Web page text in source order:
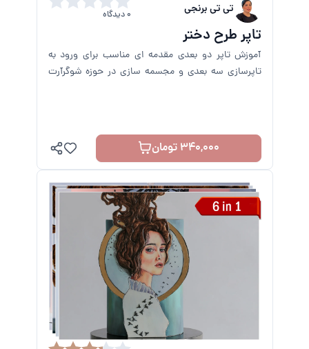
تی تی برنجی 0 دیدگاه
تاپر طرح دختر
آموزش تاپر دو بعدی مقدمه ای مناسب برای ورود به
تاپرسازی سه بعدی و مجسمه سازی در حوزه شوگرآرت
340,000 تومان